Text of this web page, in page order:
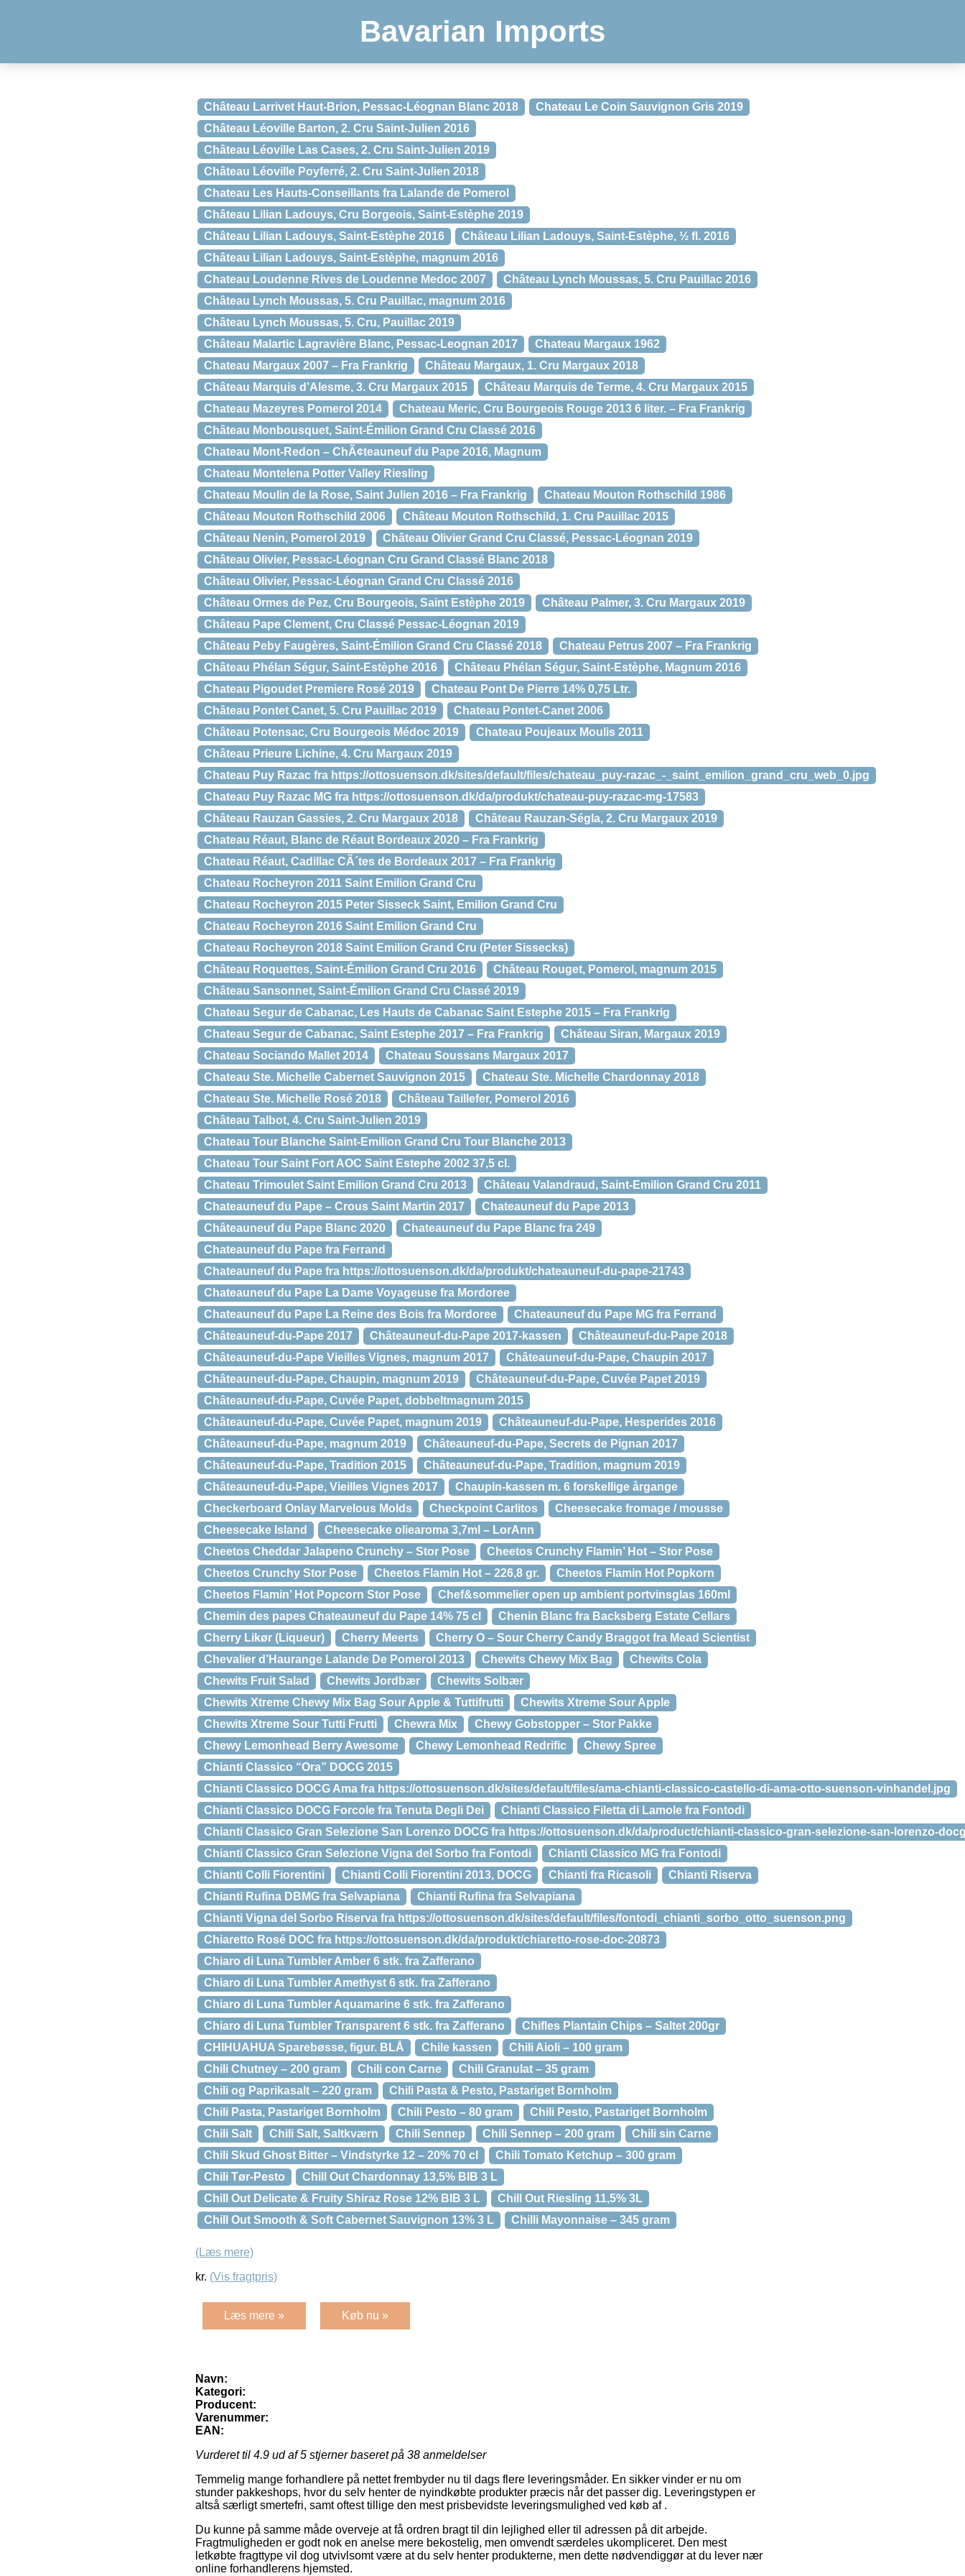
Bavarian Imports
Château Larrivet Haut-Brion, Pessac-Léognan Blanc 2018
Chateau Le Coin Sauvignon Gris 2019
Château Léoville Barton, 2. Cru Saint-Julien 2016
Château Léoville Las Cases, 2. Cru Saint-Julien 2019
Château Léoville Poyferré, 2. Cru Saint-Julien 2018
Chateau Les Hauts-Conseillants fra Lalande de Pomerol
Château Lilian Ladouys, Cru Borgeois, Saint-Estèphe 2019
Château Lilian Ladouys, Saint-Estèphe 2016
Château Lilian Ladouys, Saint-Estèphe, ½ fl. 2016
Château Lilian Ladouys, Saint-Estèphe, magnum 2016
Chateau Loudenne Rives de Loudenne Medoc 2007
Château Lynch Moussas, 5. Cru Pauillac 2016
Château Lynch Moussas, 5. Cru Pauillac, magnum 2016
Château Lynch Moussas, 5. Cru, Pauillac 2019
Château Malartic Lagravière Blanc, Pessac-Leognan 2017
Chateau Margaux 1962
Chateau Margaux 2007 – Fra Frankrig
Château Margaux, 1. Cru Margaux 2018
Château Marquis d’Alesme, 3. Cru Margaux 2015
Château Marquis de Terme, 4. Cru Margaux 2015
Chateau Mazeyres Pomerol 2014
Chateau Meric, Cru Bourgeois Rouge 2013 6 liter. – Fra Frankrig
Château Monbousquet, Saint-Émilion Grand Cru Classé 2016
Chateau Mont-Redon – ChÃ¢teauneuf du Pape 2016, Magnum
Chateau Montelena Potter Valley Riesling
Chateau Moulin de la Rose, Saint Julien 2016 – Fra Frankrig
Chateau Mouton Rothschild 1986
Château Mouton Rothschild 2006
Château Mouton Rothschild, 1. Cru Pauillac 2015
Château Nenin, Pomerol 2019
Château Olivier Grand Cru Classé, Pessac-Léognan 2019
Château Olivier, Pessac-Léognan Cru Grand Classé Blanc 2018
Château Olivier, Pessac-Léognan Grand Cru Classé 2016
Château Ormes de Pez, Cru Bourgeois, Saint Estèphe 2019
Château Palmer, 3. Cru Margaux 2019
Château Pape Clement, Cru Classé Pessac-Léognan 2019
Château Peby Faugères, Saint-Émilion Grand Cru Classé 2018
Chateau Petrus 2007 – Fra Frankrig
Château Phélan Ségur, Saint-Estèphe 2016
Château Phélan Ségur, Saint-Estèphe, Magnum 2016
Chateau Pigoudet Premiere Rosé 2019
Chateau Pont De Pierre 14% 0,75 Ltr.
Château Pontet Canet, 5. Cru Pauillac 2019
Chateau Pontet-Canet 2006
Château Potensac, Cru Bourgeois Médoc 2019
Chateau Poujeaux Moulis 2011
Château Prieure Lichine, 4. Cru Margaux 2019
Chateau Puy Razac fra https://ottosuenson.dk/sites/default/files/chateau_puy-razac_-_saint_emilion_grand_cru_web_0.jpg
Chateau Puy Razac MG fra https://ottosuenson.dk/da/produkt/chateau-puy-razac-mg-17583
Château Rauzan Gassies, 2. Cru Margaux 2018
Château Rauzan-Ségla, 2. Cru Margaux 2019
Chateau Réaut, Blanc de Réaut Bordeaux 2020 – Fra Frankrig
Chateau Réaut, Cadillac CÃ´tes de Bordeaux 2017 – Fra Frankrig
Chateau Rocheyron 2011 Saint Emilion Grand Cru
Chateau Rocheyron 2015 Peter Sisseck Saint, Emilion Grand Cru
Chateau Rocheyron 2016 Saint Emilion Grand Cru
Chateau Rocheyron 2018 Saint Emilion Grand Cru (Peter Sissecks)
Château Roquettes, Saint-Émilion Grand Cru 2016
Château Rouget, Pomerol, magnum 2015
Château Sansonnet, Saint-Émilion Grand Cru Classé 2019
Chateau Segur de Cabanac, Les Hauts de Cabanac Saint Estephe 2015 – Fra Frankrig
Chateau Segur de Cabanac, Saint Estephe 2017 – Fra Frankrig
Château Siran, Margaux 2019
Chateau Sociando Mallet 2014
Chateau Soussans Margaux 2017
Chateau Ste. Michelle Cabernet Sauvignon 2015
Chateau Ste. Michelle Chardonnay 2018
Chateau Ste. Michelle Rosé 2018
Château Taillefer, Pomerol 2016
Château Talbot, 4. Cru Saint-Julien 2019
Chateau Tour Blanche Saint-Emilion Grand Cru Tour Blanche 2013
Chateau Tour Saint Fort AOC Saint Estephe 2002 37,5 cl.
Chateau Trimoulet Saint Emilion Grand Cru 2013
Château Valandraud, Saint-Emilion Grand Cru 2011
Chateauneuf du Pape – Crous Saint Martin 2017
Chateauneuf du Pape 2013
Châteauneuf du Pape Blanc 2020
Chateauneuf du Pape Blanc fra 249
Chateauneuf du Pape fra Ferrand
Chateauneuf du Pape fra https://ottosuenson.dk/da/produkt/chateauneuf-du-pape-21743
Chateauneuf du Pape La Dame Voyageuse fra Mordoree
Chateauneuf du Pape La Reine des Bois fra Mordoree
Chateauneuf du Pape MG fra Ferrand
Châteauneuf-du-Pape 2017
Châteauneuf-du-Pape 2017-kassen
Châteauneuf-du-Pape 2018
Châteauneuf-du-Pape Vieilles Vignes, magnum 2017
Châteauneuf-du-Pape, Chaupin 2017
Châteauneuf-du-Pape, Chaupin, magnum 2019
Châteauneuf-du-Pape, Cuvée Papet 2019
Châteauneuf-du-Pape, Cuvée Papet, dobbeltmagnum 2015
Châteauneuf-du-Pape, Cuvée Papet, magnum 2019
Châteauneuf-du-Pape, Hesperides 2016
Châteauneuf-du-Pape, magnum 2019
Châteauneuf-du-Pape, Secrets de Pignan 2017
Châteauneuf-du-Pape, Tradition 2015
Châteauneuf-du-Pape, Tradition, magnum 2019
Châteauneuf-du-Pape, Vieilles Vignes 2017
Chaupin-kassen m. 6 forskellige årgange
Checkerboard Onlay Marvelous Molds
Checkpoint Carlitos
Cheesecake fromage / mousse
Cheesecake Island
Cheesecake oliearoma 3,7ml – LorAnn
Cheetos Cheddar Jalapeno Crunchy – Stor Pose
Cheetos Crunchy Flamin’ Hot – Stor Pose
Cheetos Crunchy Stor Pose
Cheetos Flamin Hot – 226,8 gr.
Cheetos Flamin Hot Popkorn
Cheetos Flamin’ Hot Popcorn Stor Pose
Chef&sommelier open up ambient portvinsglas 160ml
Chemin des papes Chateauneuf du Pape 14% 75 cl
Chenin Blanc fra Backsberg Estate Cellars
Cherry Likør (Liqueur)
Cherry Meerts
Cherry O – Sour Cherry Candy Braggot fra Mead Scientist
Chevalier d’Haurange Lalande De Pomerol 2013
Chewits Chewy Mix Bag
Chewits Cola
Chewits Fruit Salad
Chewits Jordbær
Chewits Solbær
Chewits Xtreme Chewy Mix Bag Sour Apple & Tuttifrutti
Chewits Xtreme Sour Apple
Chewits Xtreme Sour Tutti Frutti
Chewra Mix
Chewy Gobstopper – Stor Pakke
Chewy Lemonhead Berry Awesome
Chewy Lemonhead Redrific
Chewy Spree
Chianti Classico “Ora” DOCG 2015
Chianti Classico DOCG Ama fra https://ottosuenson.dk/sites/default/files/ama-chianti-classico-castello-di-ama-otto-suenson-vinhandel.jpg
Chianti Classico DOCG Forcole fra Tenuta Degli Dei
Chianti Classico Filetta di Lamole fra Fontodi
Chianti Classico Gran Selezione San Lorenzo DOCG fra https://ottosuenson.dk/da/product/chianti-classico-gran-selezione-san-lorenzo-
Chianti Classico Gran Selezione Vigna del Sorbo fra Fontodi
Chianti Classico MG fra Fontodi
Chianti Colli Fiorentini
Chianti Colli Fiorentini 2013, DOCG Chianti fra Ricasoli
Chianti Riserva
Chianti Rufina DBMG fra Selvapiana
Chianti Rufina fra Selvapiana
Chianti Vigna del Sorbo Riserva fra https://ottosuenson.dk/sites/default/files/fontodi_chianti_sorbo_otto_suenson.png
Chiaretto Rosé DOC fra https://ottosuenson.dk/da/produkt/chiaretto-rose-doc-20873
Chiaro di Luna Tumbler Amber 6 stk. fra Zafferano
Chiaro di Luna Tumbler Amethyst 6 stk. fra Zafferano
Chiaro di Luna Tumbler Aquamarine 6 stk. fra Zafferano
Chiaro di Luna Tumbler Transparent 6 stk. fra Zafferano
Chifles Plantain Chips – Saltet 200gr
CHIHUAHUA Sparebøsse, figur. BLÅ
Chile kassen
Chili Aioli – 100 gram
Chili Chutney – 200 gram
Chili con Carne
Chili Granulat – 35 gram
Chili og Paprikasalt – 220 gram
Chili Pasta & Pesto, Pastariget Bornholm
Chili Pasta, Pastariget Bornholm
Chili Pesto – 80 gram
Chili Pesto, Pastariget Bornholm
Chili Salt
Chili Salt, Saltkværn Chili Sennep Chili Sennep – 200 gram
Chili sin Carne
Chili Skud Ghost Bitter – Vindstyrke 12 – 20% 70 cl
Chili Tomato Ketchup – 300 gram
Chili Tør-Pesto
Chill Out Chardonnay 13,5% BIB 3 L
Chill Out Delicate & Fruity Shiraz Rose 12% BIB 3 L
Chill Out Riesling 11,5% 3L
Chill Out Smooth & Soft Cabernet Sauvignon 13% 3 L
Chilli Mayonnaise – 345 gram
(Læs mere)
kr. (Vis fragtpris)
Læs mere » Køb nu »
Navn:
Kategori:
Producent:
Varenummer:
EAN:
Vurderet til 4.9 ud af 5 stjerner baseret på 38 anmeldelser
Temmelig mange forhandlere på nettet frembyder nu til dags flere leveringsmåder. En sikker vinder er nu om
stunder pakkeshops, hvor du selv henter de nyindkøbte produkter præcis når det passer dig. Leveringstypen er
altså særligt smertefri, samt oftest tillige den mest prisbevidste leveringsmulighed ved køb af .
Du kunne på samme måde overveje at få ordren bragt til din lejlighed eller til adressen på dit arbejde.
Fragtmuligheden er godt nok en anelse mere bekostelig, men omvendt særdeles ukompliceret. Den mest
letkøbte fragttype vil dog utvivlsomt være at du selv henter produkterne, men dette nødvendiggør at du lever nær
online forhandlerens hjemsted.